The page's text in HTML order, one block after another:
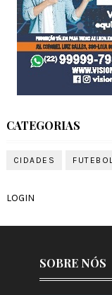
CATEGORIAS
CIDADES
LOGIN
SOBRE NÓS